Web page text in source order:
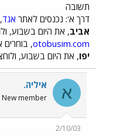
תשובה
דרך א': נכנסים לאתר אגד
אביב, את היום בשבוע,
otobusim.com
,
יפו, את היום בשבוע,
א איליה.
New member
2/10/03